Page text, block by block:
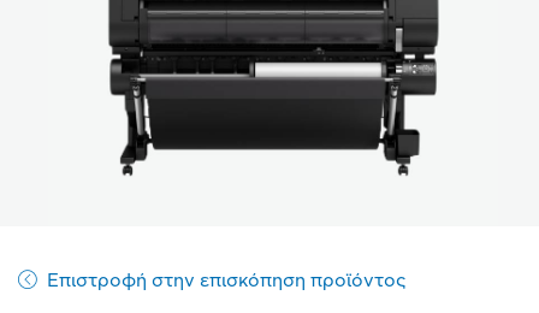
Επιστροφή στην επισκόπηση προϊόντος